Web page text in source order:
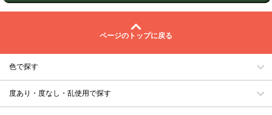
ページのトップに戻る
色で探す
度あり・度なし・乱使用で探す